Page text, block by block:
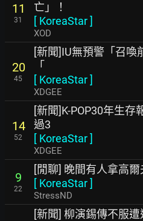
11
31
亡」！
[ KoreaStar]
XOD
20
45
[新聞]IU無預警「召喚
「
[ KoreaStar]
XDGEE
14
52
[新聞]K-POP30年生
過3
[ KoreaStar]
XDGEE
9
22
[閒聊] 晚間有人拿高爾
[ KoreaStar]
StressND
[新聞] 柳演錫傳不服